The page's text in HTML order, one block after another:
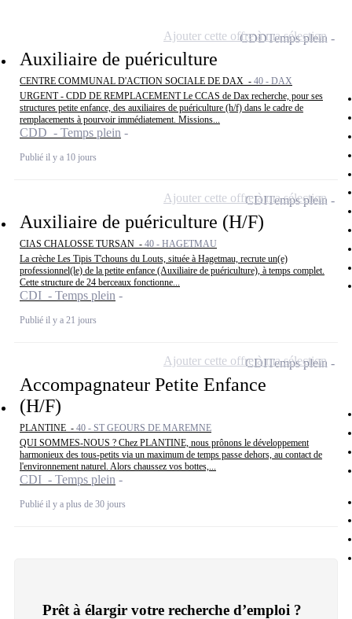
Auxiliaire de puériculture
CENTRE COMMUNAL D'ACTION SOCIALE DE DAX - 40 - DAX
URGENT - CDD DE REMPLACEMENT Le CCAS de Dax recherche, pour ses
structures petite enfance, des auxiliaires de puériculture (h/f) dans le cadre de
remplacements à pourvoir immédiatement. Missions...
CDD - Temps plein
Publié il y a 10 jours
CDDTemps plein
Ajouter cette offre à ma sélection
Auxiliaire de puériculture (H/F)
CIAS CHALOSSE TURSAN - 40 - HAGETMAU
La crèche Les Tipis T'chouns du Louts, située à Hagetmau, recrute un(e)
professionnel(le) de la petite enfance (Auxiliaire de puériculture), à temps complet.
Cette structure de 24 berceaux fonctionne...
CDI - Temps plein
Publié il y a 21 jours
CDITemps plein
Ajouter cette offre à ma sélection
Accompagnateur Petite Enfance
(H/F)
PLANTINE - 40 - ST GEOURS DE MAREMNE
QUI SOMMES-NOUS ? Chez PLANTINE, nous prônons le développement
harmonieux des tous-petits via un maximum de temps passe dehors, au contact de
l'environnement naturel. Alors chaussez vos bottes,...
CDI - Temps plein
Publié il y a plus de 30 jours
CDITemps plein
Ajouter cette offre à ma sélection
Prêt à élargir votre recherche d’emploi ?